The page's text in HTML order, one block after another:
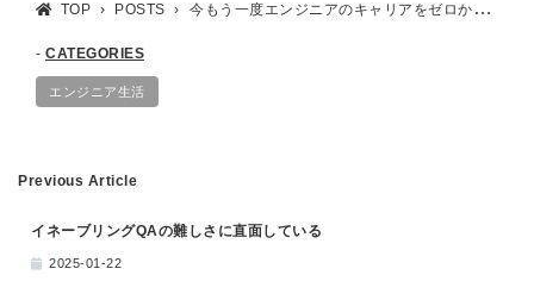
TOP POSTS 今もう一度エンジニアのキャリアをゼロからスタートさせるとしたら？
CATEGORIES
エンジニア生活
Previous Article
イネーブリングQAの難しさに直面している
2025-01-22